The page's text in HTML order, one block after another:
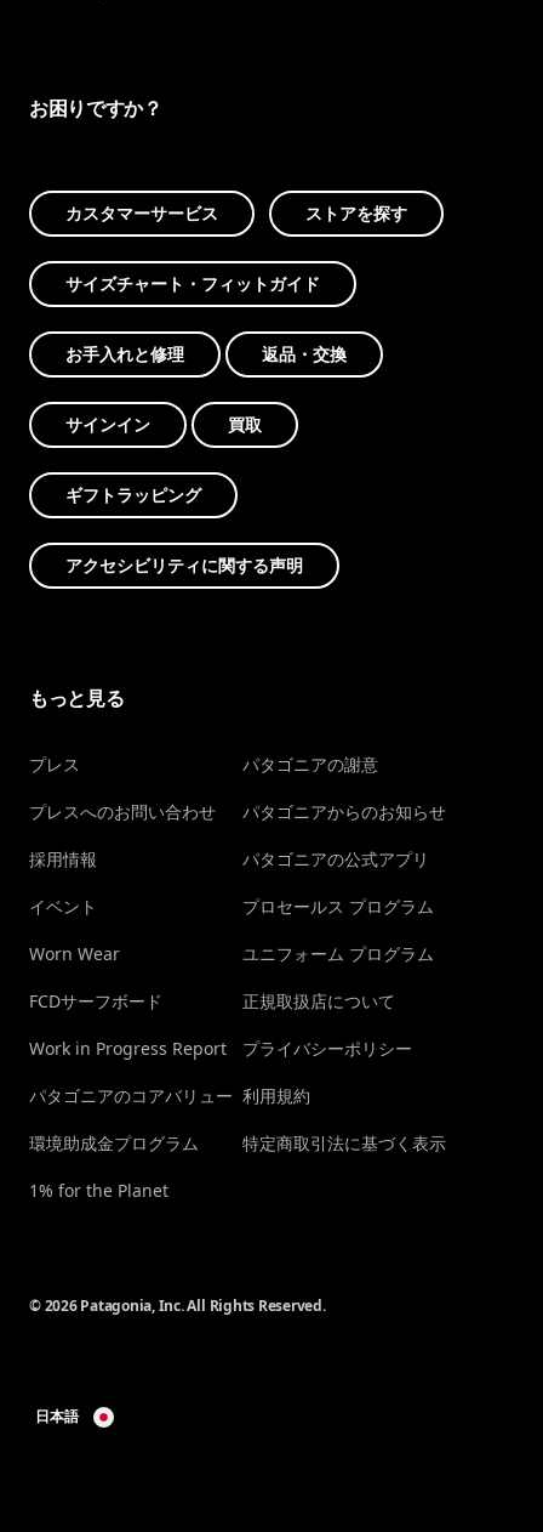
お困りですか？
カスタマーサービス ストアを探す
サイズチャート・フィットガイド
お手入れと修理 返品・交換
サインイン 買取
ギフトラッピング
アクセシビリティに関する声明
もっと見る
プレス
プレスへのお問い合わせ
採用情報
イベント
Worn Wear
FCDサーフボード
Work in Progress Report
パタゴニアのコアバリュー
環境助成金プログラム
1% for the Planet
パタゴニアの謝意
パタゴニアからのお知らせ
パタゴニアの公式アプリ
プロセールス プログラム
ユニフォーム プログラム
正規取扱店について
プライバシーポリシー
利用規約
特定商取引法に基づく表示
© 2026 Patagonia, Inc. All Rights Reserved.
日本語